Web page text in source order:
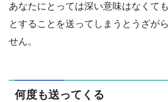
あなたにとっては深い意味はなくて
とすることを送ってしまうとうざが
せん。
何度も送ってくる